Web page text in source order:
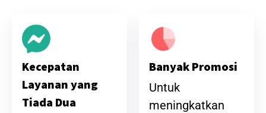
Kecepatan
Layanan yang
Tiada Dua
Banyak Promosi
Untuk
meningkatkan